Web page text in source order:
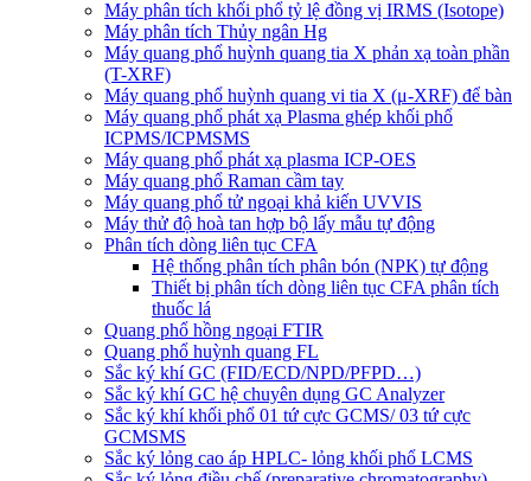
Máy phân tích khối phổ tỷ lệ đồng vị IRMS (Isotope)
Máy phân tích Thủy ngân Hg
Máy quang phổ huỳnh quang tia X phản xạ toàn phần
(T-XRF)
Máy quang phổ huỳnh quang vi tia X (μ-XRF) để bàn
Máy quang phổ phát xạ Plasma ghép khối phổ
ICPMS/ICPMSMS
Máy quang phổ phát xạ plasma ICP-OES
Máy quang phổ Raman cầm tay
Máy quang phổ tử ngoại khả kiến UVVIS
Máy thử độ hoà tan hợp bộ lấy mẫu tự động
Phân tích dòng liên tục CFA
Hệ thống phân tích phân bón (NPK) tự động
Thiết bị phân tích dòng liên tục CFA phân tích
thuốc lá
Quang phổ hồng ngoại FTIR
Quang phổ huỳnh quang FL
Sắc ký khí GC (FID/ECD/NPD/PFPD…)
Sắc ký khí GC hệ chuyên dụng GC Analyzer
Sắc ký khí khối phổ 01 tứ cực GCMS/ 03 tứ cực
GCMSMS
Sắc ký lỏng cao áp HPLC- lỏng khối phổ LCMS